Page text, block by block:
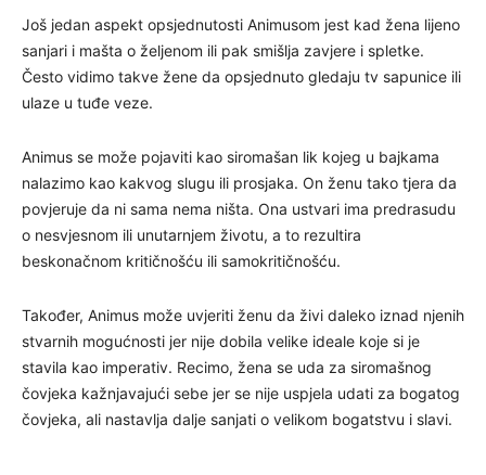
Još jedan aspekt opsjednutosti Animusom jest kad žena lijeno
sanjari i mašta o željenom ili pak smišlja zavjere i spletke.
Često vidimo takve žene da opsjednuto gledaju tv sapunice ili
ulaze u tuđe veze.
Animus se može pojaviti kao siromašan lik kojeg u bajkama
nalazimo kao kakvog slugu ili prosjaka. On ženu tako tjera da
povjeruje da ni sama nema ništa. Ona ustvari ima predrasudu
o nesvjesnom ili unutarnjem životu, a to rezultira
beskonačnom kritičnošću ili samokritičnošću.
Također, Animus može uvjeriti ženu da živi daleko iznad njenih
stvarnih mogućnosti jer nije dobila velike ideale koje si je
stavila kao imperativ. Recimo, žena se uda za siromašnog
čovjeka kažnjavajući sebe jer se nije uspjela udati za bogatog
čovjeka, ali nastavlja dalje sanjati o velikom bogatstvu i slavi.